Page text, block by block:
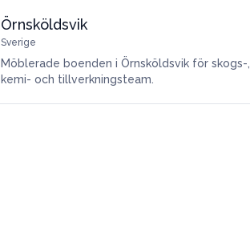
Örnsköldsvik
Sverige
Möblerade boenden i Örnsköldsvik för skogs-,
kemi- och tillverkningsteam.